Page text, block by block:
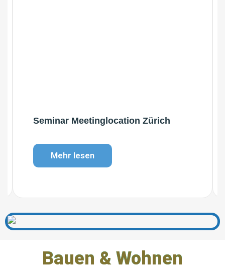
Seminar Meetinglocation Zürich
Mehr lesen
Bauen & Wohnen